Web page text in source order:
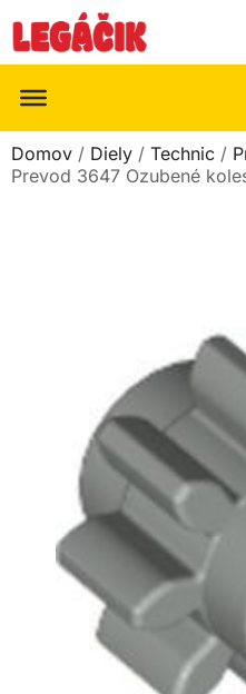
Domov / Diely / Technic /
Prevod 3647 Ozubené